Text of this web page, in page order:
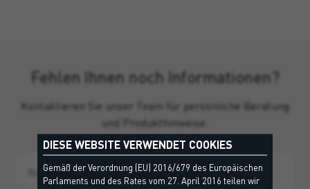
Fehlen Ihnen noch Informationen?
Kontaktieren Sie unser Team für persönliche Beratung
und Produkthinweise.
DIESE WEBSITE VERWENDET COOKIES
Gemäß der Verordnung (EU) 2016/679 des Europäischen
Parlaments und des Rates vom 27. April 2016 teilen wir